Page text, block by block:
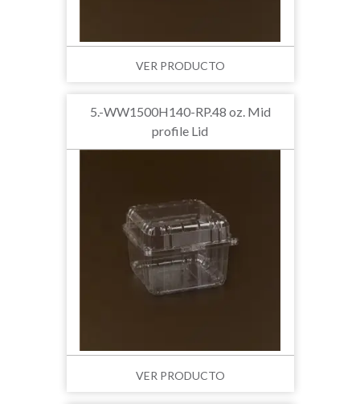
VER PRODUCTO
5.-WW1500H140-RP.48 oz. Mid
profile Lid
VER PRODUCTO